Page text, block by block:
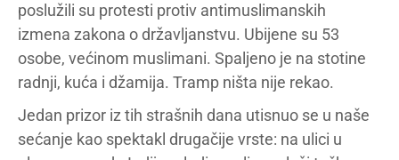
poslužili su protesti protiv antimuslimanskih
izmena zakona o državljanstvu. Ubijene su 53
osobe, većinom muslimani. Spaljeno je na stotine
radnji, kuća i džamija. Tramp ništa nije rekao.
Jedan prizor iz tih strašnih dana utisnuo se u naše
sećanje kao spektakl drugačije vrste: na ulici u